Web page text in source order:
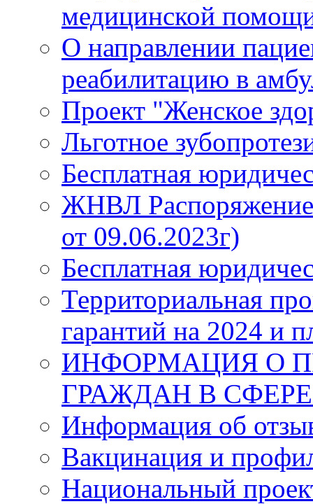
медицинской
О направлении
реабилитацию в
Проект "Женское
Льготное
Бесплатная
ЖНВЛ Распоряжение
от 09.06.2023г)
Бесплатная
Территориальная
гарантий на 2024 и
ИНФОРМАЦИЯ О
ГРАЖДАН В
Информация об
Вакцинация и
Национальный